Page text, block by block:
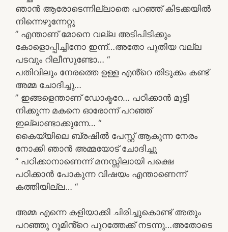
ഞാൻ ആരോടെന്നില്ലാതെ പറഞ്ഞ് കിടക്കയിൽ
നിന്നെഴുന്നേറ്റു
” എന്താണ് മോനെ വല്ല അടിപിടിക്കും
കോളൊപ്പിച്ചിനോ ഇന്ന്…അതോ പുതിയ വല്ല
പടവും റിലീസുണ്ടോ… “
പതിവിലും നേരത്തെ ഉള്ള എൻ്റെ തിടുക്കം കണ്ട്
അമ്മ ചോദിച്ചു…
” ഇങ്ങളെന്താണ് ഡോക്ടറേ… പഠിക്കാൻ മുട്ടി
നിക്കുന്ന മകനെ ഓരോന്ന് പറഞ്ഞ്
ഇല്ലാണ്ടാക്കുന്നേ… “
കൈയ്യിലെ ബ്രഷിൽ പേസ്റ്റ് ആകുന്ന നേരം
നോക്കി ഞാൻ അമ്മയോട് ചോദിച്ചു
” പഠിക്കാനാണെന്ന് മനസ്സിലായി പക്ഷെ
പഠിക്കാൻ പോകുന്ന വിഷയം എന്താണെന്ന്
കത്തിയില്ല… “
അമ്മ എന്നെ കളിയാക്കി ചിരിച്ചുകൊണ്ട് അതും
പറഞ്ഞു റൂമിൻ്റെ പുറത്തേക്ക് നടന്നു…അതോടെ